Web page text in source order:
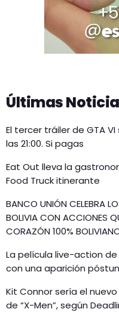
Últimas
El tercer tráiler de GTA
las 21:00. Si pagas
Eat Out lleva la
Food Truck itinerante
BANCO UNIÓN CELEBRA
BOLIVIA CON ACCIONES
CORAZÓN 100%
La película live-action de
con una aparición
Kit Connor sería el
de “X-Men”, según